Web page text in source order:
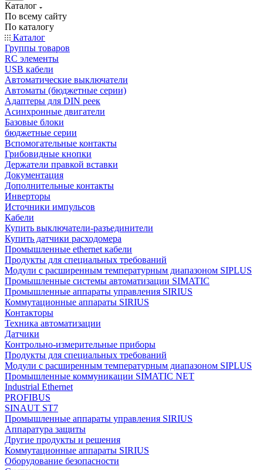
Каталог
По всему сайту
По каталогу
Каталог
Группы товаров
RC элементы
USB кабели
Автоматические выключатели
Автоматы (бюджетные серии)
Адаптеры для DIN реек
Асинхронные двигатели
Базовые блоки
бюджетные серии
Вспомогательные контакты
Грибовидные кнопки
Держатели правкой вставки
Документация
Дополнительные контакты
Инверторы
Источники импульсов
Кабели
Купить выключатели-разъединители
Купить датчики расходомера
Промышленные ethernet кабели
Продукты для специальных требований
Модули с расширенным температурным диапазоном SIPLUS
Промышленные системы автоматизации SIMATIC
Промышленные аппараты управления SIRIUS
Коммутационные аппараты SIRIUS
Контакторы
Техника автоматизации
Датчики
Контрольно-измерительные приборы
Продукты для специальных требований
Модули с расширенным температурным диапазоном SIPLUS
Промышленные коммуникации SIMATIC NET
Industrial Ethernet
PROFIBUS
SINAUT ST7
Промышленные аппараты управления SIRIUS
Аппаратура защиты
Другие продукты и решения
Коммутационные аппараты SIRIUS
Оборудование безопасности